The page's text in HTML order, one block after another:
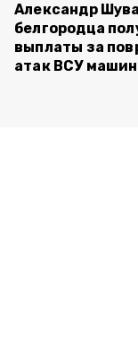
Александр
белгородца
выплаты за
атак ВСУ